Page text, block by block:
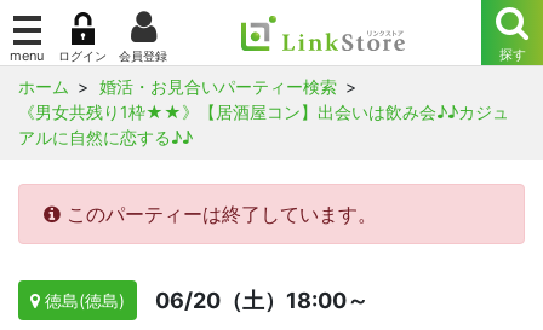
ホーム
婚活・お見合いパーティー検索
《男女共残り1枠★★》【居酒屋コン】出会いは飲み会♪♪カジュ
アルに自然に恋する♪♪
このパーティーは終了しています。
徳島(徳島) 06/20（土）18:00～